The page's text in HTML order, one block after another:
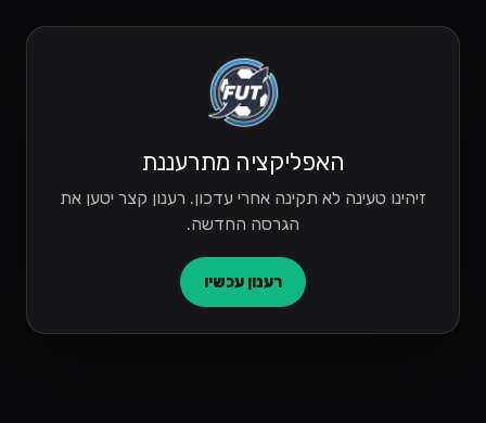
האפליקציה מתרעננת
זיהינו טעינה לא תקינה אחרי עדכון. רענון קצר יטען את
הגרסה החדשה.
רענון עכשיו